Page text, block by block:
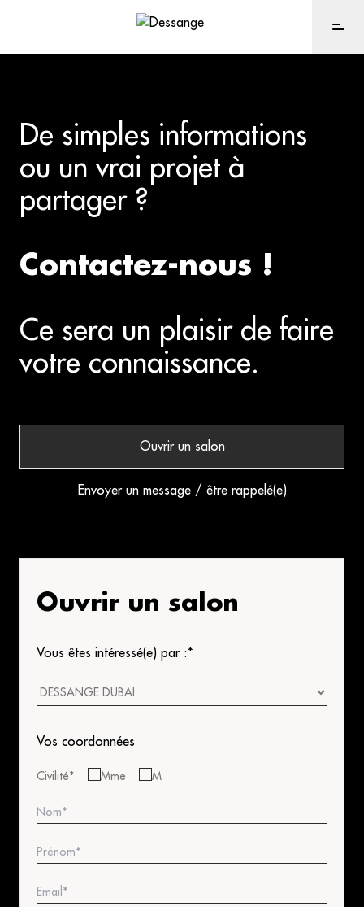
De simples informations
ou un vrai projet à
partager ?
Contactez-nous !
Ce sera un plaisir de faire
votre connaissance.
Ouvrir un salon
Envoyer un message / être rappelé(e)
Ouvrir un salon
Vous êtes intéressé(e) par :*
Vos coordonnées
Civilité* Mme M